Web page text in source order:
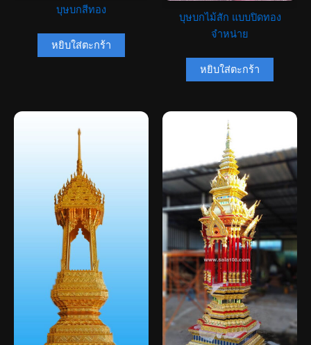
บุษบกสีทอง
หยิบใส่ตะกร้า
บุษบกไม้สัก แบบปิดทอง
จำหน่าย
หยิบใส่ตะกร้า